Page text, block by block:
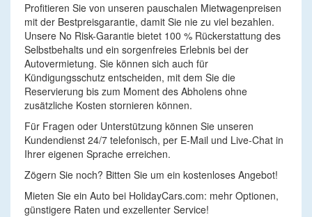
Profitieren Sie von unseren pauschalen Mietwagenpreisen
mit der Bestpreisgarantie, damit Sie nie zu viel bezahlen.
Unsere No Risk-Garantie bietet 100 % Rückerstattung des
Selbstbehalts und ein sorgenfreies Erlebnis bei der
Autovermietung. Sie können sich auch für
Kündigungsschutz entscheiden, mit dem Sie die
Reservierung bis zum Moment des Abholens ohne
zusätzliche Kosten stornieren können.
Für Fragen oder Unterstützung können Sie unseren
Kundendienst 24/7 telefonisch, per E-Mail und Live-Chat in
Ihrer eigenen Sprache erreichen.
Zögern Sie noch? Bitten Sie um ein kostenloses Angebot!
Mieten Sie ein Auto bei HolidayCars.com: mehr Optionen,
günstigere Raten und exzellenter Service!